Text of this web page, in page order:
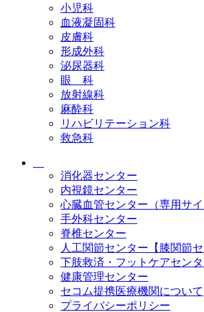
小児科
血液凝固科
皮膚科
形成外科
泌尿器科
眼 科
放射線科
麻酔科
リハビリテーション科
救急科
消化器センター
内視鏡センター
心臓血管センター（専用サイ
手外科センター
脊椎センター
人工関節センター【膝関節セ
下肢救済・フットケアセン
健康管理センター
セコム提携医療機関について
プライバシーポリシー